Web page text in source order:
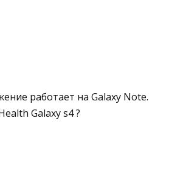
работает на Galaxy Note.
Galaxy s4 ?